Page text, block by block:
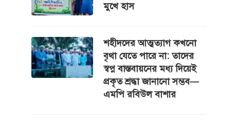
মুখে হাস
শহীদদের আত্মত্যাগ কখনো
বৃথা যেতে পারে না: তাদের
স্বপ্ন বাস্তবায়নের মধ্য দিয়েই
প্রকৃত শ্রদ্ধা জানানো সম্ভব—
এমপি রবিউল বাশার